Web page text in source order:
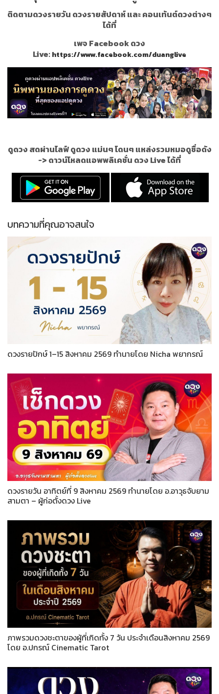
ติดตามดวงรายวัน ดวงรายสัปดาห์ และ คอนเท้นต์ดวงต่างๆ
ได้ที่
เพจ Facebook ดวง
Live:https://www.facebook.com/duanglive
ดูดวง สดผ่านไลฟ์ ดูดวง แม่นๆ โดนๆ แหล่งรวมหมอดูชื่อดัง
-> ดาวน์โหลดแอพพลิเคชั่น ดวง Live ได้ที่
บทความที่คุณอาจสนใจ
ดวงรายปักษ์ 1–15 สิงหาคม 2569 ทำนายโดย Nicha พยากรณ์
ดวงรายวัน อาทิตย์ที่ 9 สิงหาคม 2569 ทำนายโดย อ.อาวุธจับยาม
สามตา – ผู้ก่อตั้งดวง Live
ภาพรวมดวงชะตาของผู้ที่เกิดทั้ง 7 วัน ประจำเดือนสิงหาคม 2569
โดย อ.ปกรณ์ Cinematic Tarot